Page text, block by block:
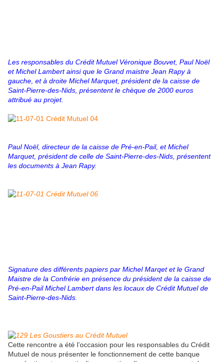
Les responsables du Crédit Mutuel Véronique Bouvet, Paul Noël
et Michel Lambert ainsi que le Grand maistre Jean Rapy à
gauche, et à droite Michel Marquet, président de la caisse de
Saint-Pierre-des-Nids, présentent le chèque de 2000 euros
attribué au projet.
Paul Noël, directeur de la caisse de Pré-en-Pail, et Michel
Marquet, président de celle de Saint-Pierre-des-Nids, présentent
les documents à Jean Rapy.
Signature des différents papiers par Michel Marqet et le Grand
Maistre de la Confrérie en présence du président de la caisse de
Pré-en-Pail Michel Lambert dans les locaux de Crédit Mutuel de
Saint-Pierre-des-Nids.
Cette rencontre a été l’occasion pour les responsables du Crédit
Mutuel de nous présenter le fonctionnement de cette banque